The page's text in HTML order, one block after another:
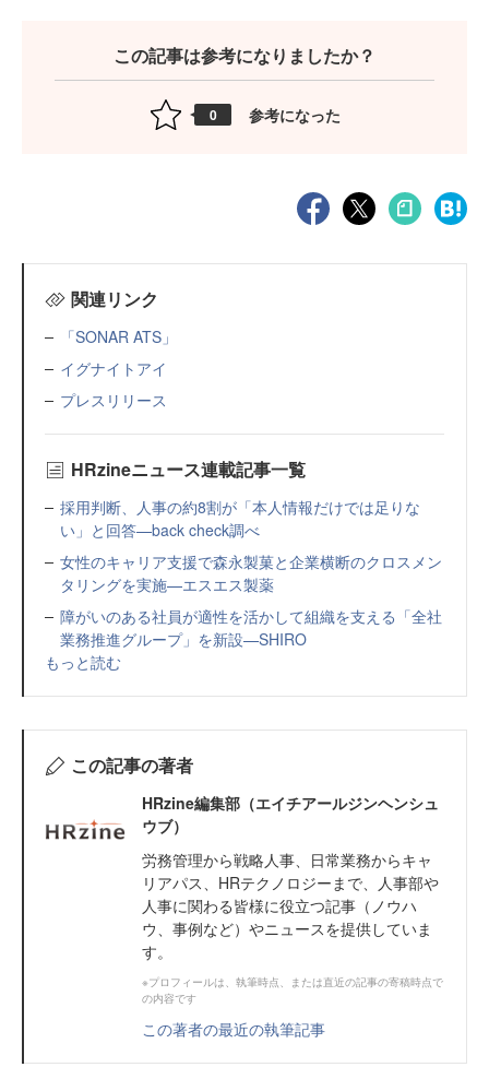
この記事は参考になりましたか？
0 参考になった
関連リンク
「SONAR ATS」
イグナイトアイ
プレスリリース
HRzineニュース連載記事一覧
採用判断、人事の約8割が「本人情報だけでは足りな
い」と回答—back check調べ
女性のキャリア支援で森永製菓と企業横断のクロスメン
タリングを実施—エスエス製薬
障がいのある社員が適性を活かして組織を支える「全社
業務推進グループ」を新設—SHIRO
もっと読む
この記事の著者
HRzine編集部（エイチアールジンヘンシュ
ウブ）
労務管理から戦略人事、日常業務からキャ
リアパス、HRテクノロジーまで、人事部や
人事に関わる皆様に役立つ記事（ノウハ
ウ、事例など）やニュースを提供していま
す。
※プロフィールは、執筆時点、または直近の記事の寄稿時点で
の内容です
この著者の最近の執筆記事